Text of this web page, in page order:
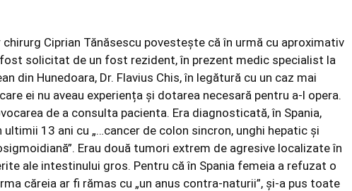
Ciprian Tănăsescu povestește că în urmă cu aproximativ
solicitat de un fost rezident, în prezent medic specialist la
din Hunedoara, Dr. Flavius Chis, în legătură cu un caz mai
ei nu aveau experiența și dotarea necesară pentru a-l opera.
de a consulta pacienta. Era diagnosticată, în Spania,
ultimii 13 ani cu „…cancer de colon sincron, unghi hepatic și
Erau două tumori extrem de agresive localizate în
ale intestinului gros. Pentru că în Spania femeia a refuzat o
căreia ar fi rămas cu „un anus contra-naturii”, și-a pus toate